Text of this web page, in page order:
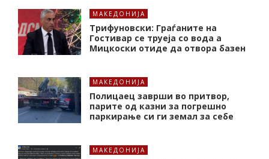
МАКЕДОНИЈА
Трифуновски: Граѓаните на
Гостивар се труеја со вода а
Мицкоски отиде да отвора базен
МАКЕДОНИЈА
Полицаец заврши во притвор,
парите од казни за погрешно
паркирање си ги земал за себе
МАКЕДОНИЈА